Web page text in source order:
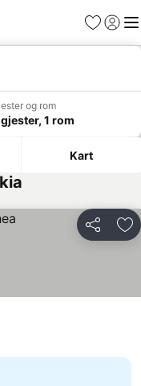
Favoritter
Logg
og rom
1 rom
Kart
Del